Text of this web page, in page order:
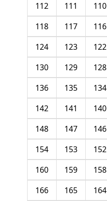
110
111
112
116
117
118
122
123
124
128
129
130
134
135
136
140
141
142
146
147
148
152
153
154
158
159
160
164
165
166